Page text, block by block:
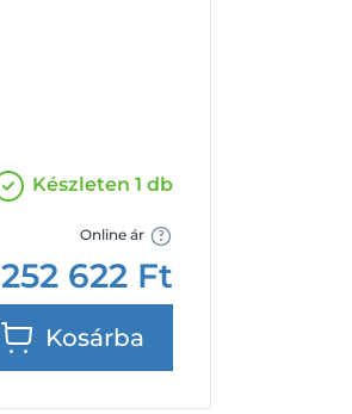
Készleten 1 db
Online ár
252 622 Ft
Kosárba